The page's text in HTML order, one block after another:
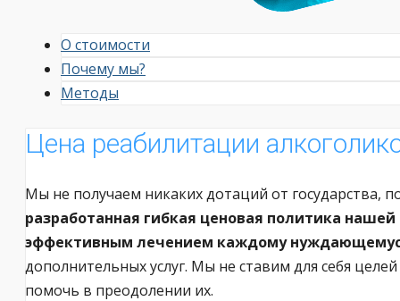
О стоимости
Почему мы?
Методы
Цена реабилитации
Мы не получаем никаких дотаций от государства,
разработанная гибкая ценовая политика
эффективным лечением каждому
дополнительных услуг. Мы не ставим для себя
помочь в преодолении их.